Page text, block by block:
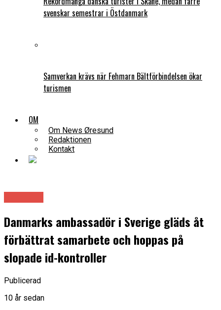
svenskar semestrar i Östdanmark
Samverkan krävs när Fehmarn Bältförbindelsen ökar
turismen
OM
Om News Øresund
Redaktionen
Kontakt
Danmarks ambassadör i Sverige gläds åt
förbättrat samarbete och hoppas på
slopade id-kontroller
Publicerad
10 år sedan